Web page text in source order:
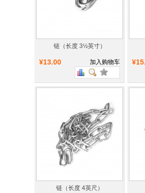
链（长度 3½英寸）
¥13.00 加入购物车
链（长度 4英尺）